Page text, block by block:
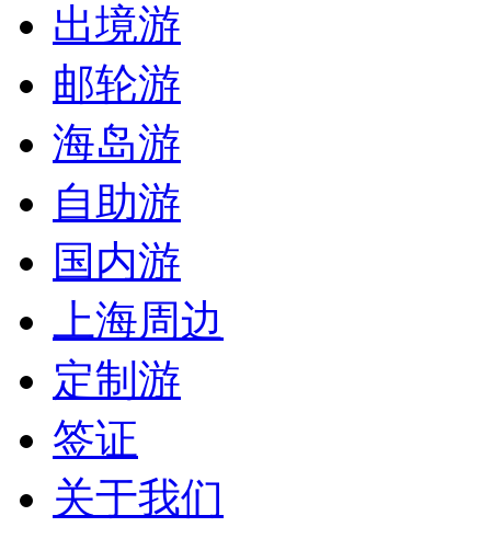
出境游
邮轮游
海岛游
自助游
国内游
上海周边
定制游
签证
关于我们